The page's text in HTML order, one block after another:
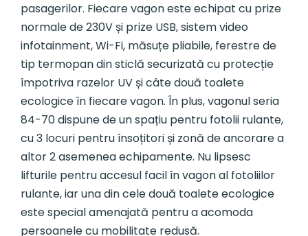
pasagerilor. Fiecare vagon este echipat cu prize
normale de 230V și prize USB, sistem video
infotainment, Wi-Fi, măsuțe pliabile, ferestre de
tip termopan din sticlă securizată cu protecție
împotriva razelor UV și câte două toalete
ecologice în fiecare vagon. În plus, vagonul seria
84-70 dispune de un spațiu pentru fotolii rulante,
cu 3 locuri pentru însoțitori și zonă de ancorare a
altor 2 asemenea echipamente. Nu lipsesc
lifturile pentru accesul facil în vagon al fotoliilor
rulante, iar una din cele două toalete ecologice
este special amenajată pentru a acomoda
persoanele cu mobilitate redusă.